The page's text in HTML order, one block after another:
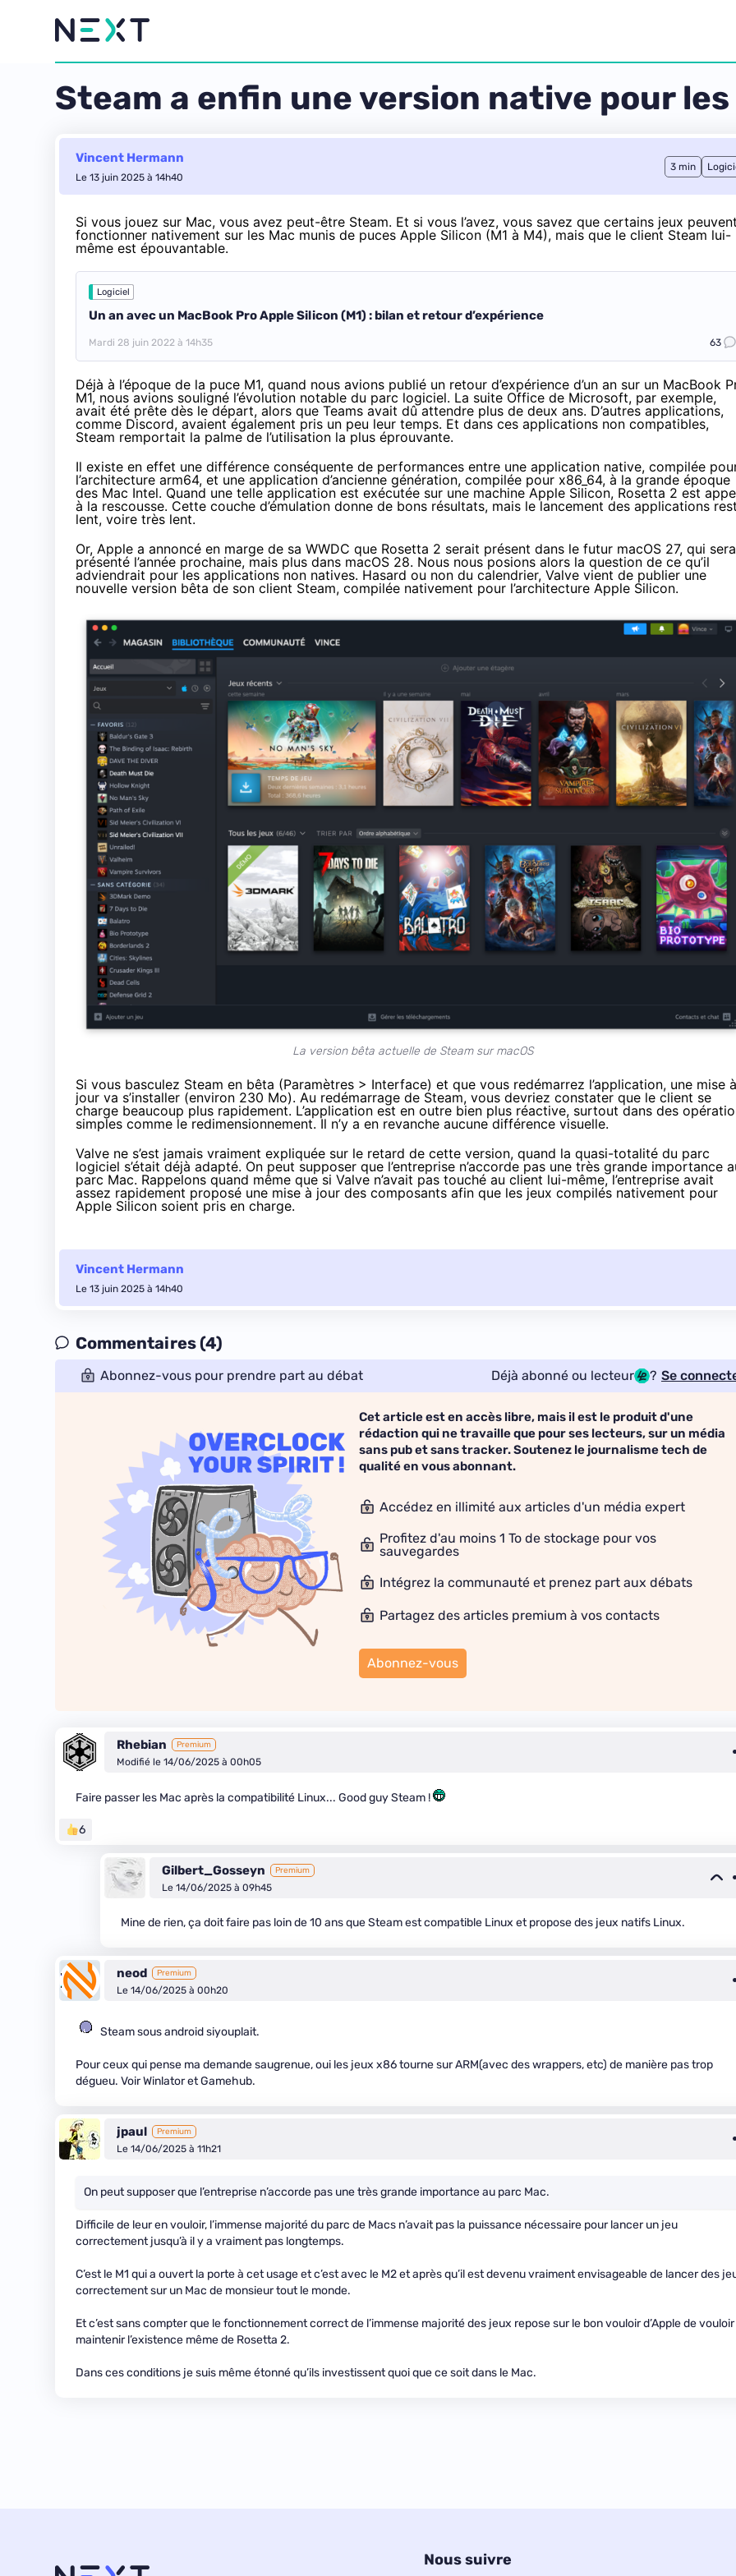
Steam a enfin une version native pour
Vincent Hermann
Le 13 juin 2025 à 14h40
3 min
Si vous jouez sur Mac, vous avez peut-être Steam. Et si vous l’avez, vous savez que certains jeux
fonctionner nativement sur les Mac munis de puces Apple Silicon (M1 à M4), mais que le client Steam lui-
même est épouvantable.
Logiciel
Un an avec un MacBook Pro Apple Silicon (M1) : bilan et retour d’expérience
Mardi 28 juin 2022 à 14h35 63
Déjà à l’époque de la puce M1, quand nous avions publié un retour d’expérience d’un an sur un MacBook
M1, nous avions souligné l’évolution notable du parc logiciel. La suite Office de Microsoft, par exemple,
avait été prête dès le départ, alors que Teams avait dû attendre plus de deux ans. D’autres applications,
comme Discord, avaient également pris un peu leur temps. Et dans ces applications non compatibles,
Steam remportait la palme de l’utilisation la plus éprouvante.
Il existe en effet une différence conséquente de performances entre une application native, compilée
l’architecture arm64, et une application d’ancienne génération, compilée pour x86_64, à la grande époque
des Mac Intel. Quand une telle application est exécutée sur une machine Apple Silicon, Rosetta 2 est
à la rescousse. Cette couche d’émulation donne de bons résultats, mais le lancement des applications
lent, voire très lent.
Or, Apple a annoncé en marge de sa WWDC que Rosetta 2 serait présent dans le futur macOS 27, qui sera
présenté l’année prochaine, mais plus dans macOS 28. Nous nous posions alors la question de ce qu’il
adviendrait pour les applications non natives. Hasard ou non du calendrier, Valve vient de publier une
nouvelle version bêta de son client Steam, compilée nativement pour l’architecture Apple Silicon.
La version bêta actuelle de Steam sur macOS
Si vous basculez Steam en bêta (Paramètres > Interface) et que vous redémarrez l’application, une mise à
jour va s’installer (environ 230 Mo). Au redémarrage de Steam, vous devriez constater que le client se
charge beaucoup plus rapidement. L’application est en outre bien plus réactive, surtout dans des
simples comme le redimensionnement. Il n’y a en revanche aucune différence visuelle.
Valve ne s’est jamais vraiment expliquée sur le retard de cette version, quand la quasi-totalité du parc
logiciel s’était déjà adapté. On peut supposer que l’entreprise n’accorde pas une très grande importance
parc Mac. Rappelons quand même que si Valve n’avait pas touché au client lui-même, l’entreprise avait
assez rapidement proposé une mise à jour des composants afin que les jeux compilés nativement pour
Apple Silicon soient pris en charge.
Vincent Hermann
Le 13 juin 2025 à 14h40
Commentaires (4)
Abonnez-vous pour prendre part au débat Déjà abonné ou lecteur ? Se
Cet article est en accès libre, mais il est le produit d'une
rédaction qui ne travaille que pour ses lecteurs, sur un média
sans pub et sans tracker. Soutenez le journalisme tech de
qualité en vous abonnant.
Accédez en illimité aux articles d'un média expert
Profitez d'au moins 1 To de stockage pour vos
sauvegardes
Intégrez la communauté et prenez part aux débats
Partagez des articles premium à vos contacts
Abonnez-vous
Rhebian Premium
Modifié le 14/06/2025 à 00h05
Faire passer les Mac après la compatibilité Linux... Good guy Steam !
6
Gilbert_Gosseyn Premium
Le 14/06/2025 à 09h45
Mine de rien, ça doit faire pas loin de 10 ans que Steam est compatible Linux et propose des jeux natifs Linux.
neod Premium
Le 14/06/2025 à 00h20
Steam sous android siyouplait.
Pour ceux qui pense ma demande saugrenue, oui les jeux x86 tourne sur ARM(avec des wrappers, etc) de manière pas trop
dégueu. Voir Winlator et Gamehub.
jpaul Premium
Le 14/06/2025 à 11h21
On peut supposer que l’entreprise n’accorde pas une très grande importance au parc Mac.
Difficile de leur en vouloir, l’immense majorité du parc de Macs n’avait pas la puissance nécessaire pour lancer un jeu
correctement jusqu’à il y a vraiment pas longtemps.
C’est le M1 qui a ouvert la porte à cet usage et c’est avec le M2 et après qu’il est devenu vraiment envisageable de lancer des
correctement sur un Mac de monsieur tout le monde.
Et c’est sans compter que le fonctionnement correct de l’immense majorité des jeux repose sur le bon vouloir d’Apple de vouloir
maintenir l’existence même de Rosetta 2.
Dans ces conditions je suis même étonné qu’ils investissent quoi que ce soit dans le Mac.
Nous suivre